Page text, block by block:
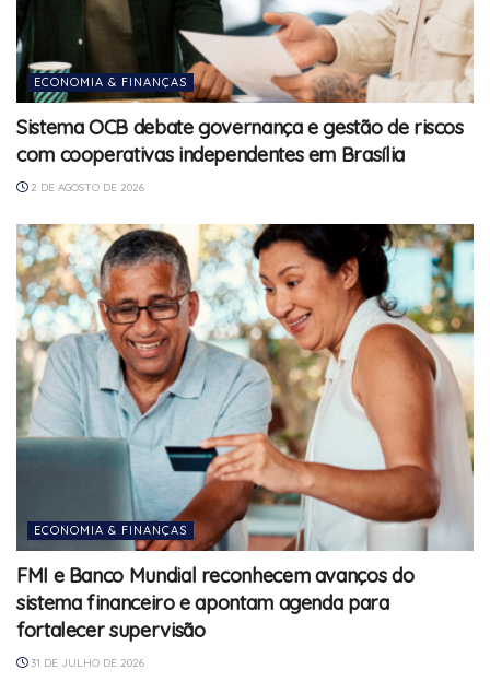
ECONOMIA & FINANÇAS
Sistema OCB debate governança e gestão de riscos
com cooperativas independentes em Brasília
2 DE AGOSTO DE 2026
ECONOMIA & FINANÇAS
FMI e Banco Mundial reconhecem avanços do
sistema financeiro e apontam agenda para
fortalecer supervisão
31 DE JULHO DE 2026